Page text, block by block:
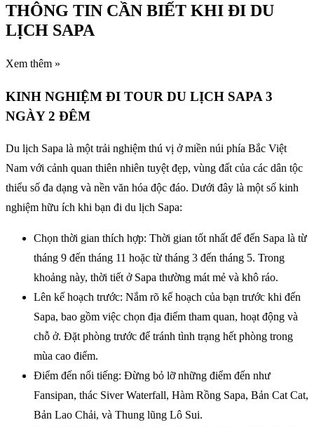
THÔNG TIN CẦN BIẾT KHI ĐI DU
LỊCH SAPA
Xem thêm »
KINH NGHIỆM ĐI TOUR DU LỊCH SAPA 3
NGÀY 2 ĐÊM
Du lịch Sapa là một trải nghiệm thú vị ở miền núi phía Bắc Việt
Nam với cảnh quan thiên nhiên tuyệt đẹp, vùng đất của các dân tộc
thiểu số đa dạng và nền văn hóa độc đáo. Dưới đây là một số kinh
nghiệm hữu ích khi bạn đi du lịch Sapa:
Chọn thời gian thích hợp: Thời gian tốt nhất để đến Sapa là từ
tháng 9 đến tháng 11 hoặc từ tháng 3 đến tháng 5. Trong
khoảng này, thời tiết ở Sapa thường mát mẻ và khô ráo.
Lên kế hoạch trước: Nắm rõ kế hoạch của bạn trước khi đến
Sapa, bao gồm việc chọn địa điểm tham quan, hoạt động và
chỗ ở. Đặt phòng trước để tránh tình trạng hết phòng trong
mùa cao điểm.
Điểm đến nổi tiếng: Đừng bỏ lỡ những điểm đến như
Fansipan, thác Siver Waterfall, Hàm Rồng Sapa, Bản Cat Cat,
Bản Lao Chải, và Thung lũng Lô Sui.